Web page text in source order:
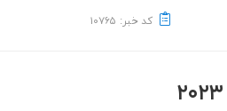
کد خبر: ۱۰۷۶۵